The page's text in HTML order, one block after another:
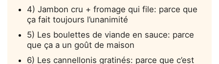
4) Jambon cru + fromage qui file: parce que
ça fait toujours l’unanimité
5) Les boulettes de viande en sauce: parce
que ça a un goût de maison
6) Les cannellonis gratinés: parce que c’est